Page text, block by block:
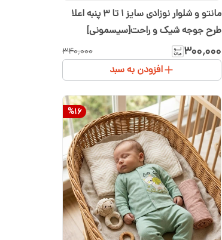
مانتو و شلوار نوزادی سایز ۱ تا ۳ پنبه اعلا
طرح جوجه شیک و راحت[سیسمونی]
۳۰۰٬۰۰۰ ۳۴۰٬۰۰۰
افزودن به سبد
%16